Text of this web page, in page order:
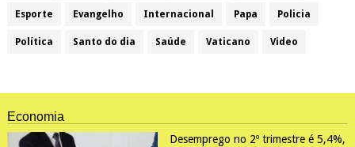
Esporte Evangelho Internacional Papa Policia
Política Santo do dia Saúde Vaticano Video
Economia
Desemprego no 2º trimestre é 5,4%,